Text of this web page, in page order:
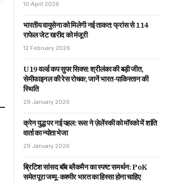
10 April 2026
भारतीय वायुसेना को मिलेगी नई ताकत: फ्रांस से 114
राफेल जेट खरीद को मंजूरी
12 February 2026
U19 वर्ल्ड कप सुपर सिक्स: श्रीलंका की बड़ी जीत,
सेमीफाइनल की रेस रोचक; जानें भारत-पाकिस्तान की
स्थिति
29 January 2026
क्रेन युद्ध पर नई पहल: रूस ने ज़ेलेंस्की को मॉस्को में शांति
वार्ता का न्योता भेजा
29 January 2026
ब्रिटिश सांसद बॉब ब्लैकमैन का स्पष्ट समर्थन: PoK
समेत पूरा जम्मू-कश्मीर भारत का हिस्सा होना चाहिए